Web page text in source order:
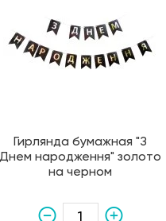
Гирлянда бумажная "З
Днем народження" золото
на черном